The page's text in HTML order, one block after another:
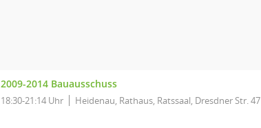
2009-2014 Bauausschuss
18:30-21:14 Uhr Heidenau, Rathaus, Ratssaal, Dresdner Str. 47